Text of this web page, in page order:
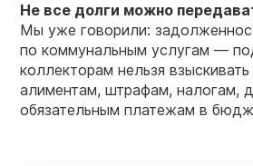
Не все долги можно
Мы уже говорили:
по коммунальным услугам —
коллекторам нельзя
алиментам, штрафам, налогам,
обязательным платежам в